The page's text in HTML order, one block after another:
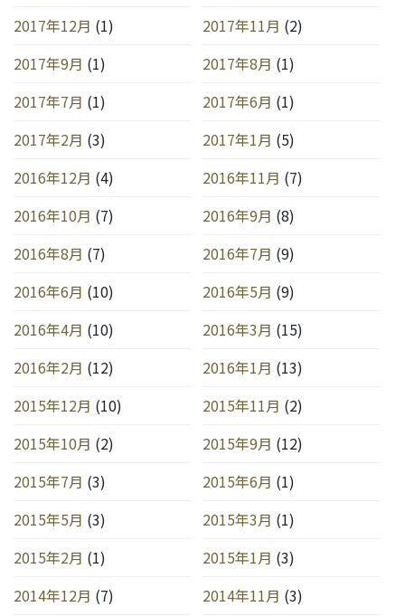
2017年12月 (1) 2017年11月 (2)
2017年9月 (1) 2017年8月 (1)
2017年7月 (1) 2017年6月 (1)
2017年2月 (3) 2017年1月 (5)
2016年12月 (4) 2016年11月 (7)
2016年10月 (7) 2016年9月 (8)
2016年8月 (7) 2016年7月 (9)
2016年6月 (10) 2016年5月 (9)
2016年4月 (10) 2016年3月 (15)
2016年2月 (12) 2016年1月 (13)
2015年12月 (10) 2015年11月 (2)
2015年10月 (2) 2015年9月 (12)
2015年7月 (3) 2015年6月 (1)
2015年5月 (3) 2015年3月 (1)
2015年2月 (1) 2015年1月 (3)
2014年12月 (7) 2014年11月 (3)